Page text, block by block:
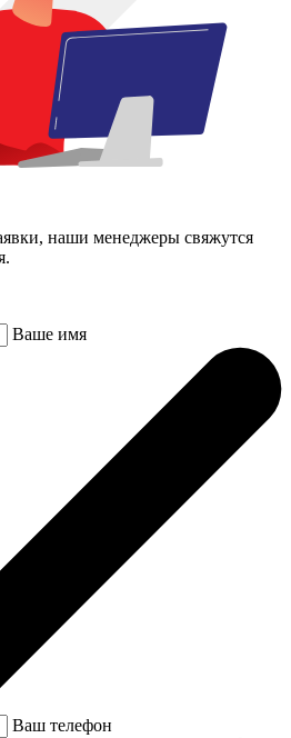
наши менеджеры свяжутся
Ваше имя
Ваш телефон